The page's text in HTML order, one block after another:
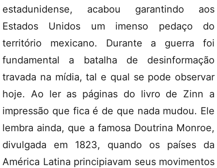
estadunidense, acabou garantindo aos
Estados Unidos um imenso pedaço do
território mexicano. Durante a guerra foi
fundamental a batalha de desinformação
travada na mídia, tal e qual se pode observar
hoje. Ao ler as páginas do livro de Zinn a
impressão que fica é de que nada mudou. Ele
lembra ainda, que a famosa Doutrina Monroe,
divulgada em 1823, quando os países da
América Latina principiavam seus movimentos